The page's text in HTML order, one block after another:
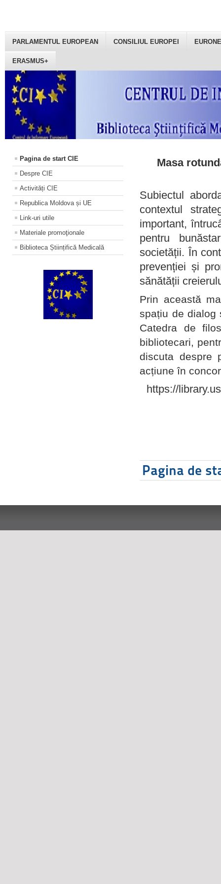
PARLAMENTUL EUROPEAN CONSILIUL EUROPEI
ERASMUS+
Pagina de start CIE
Despre CIE
Activități CIE
Republica Moldova și UE
Link-uri utile
Materiale promoţionale
Biblioteca Științifică Medicală
Masa
Subiectul
contextul
important,
pentru
societății. În
prevenției și
sănătății
Prin această
spațiu de dialog
Catedra de
bibliotecari,
discuta despre
acțiune în
https://
Pagina de